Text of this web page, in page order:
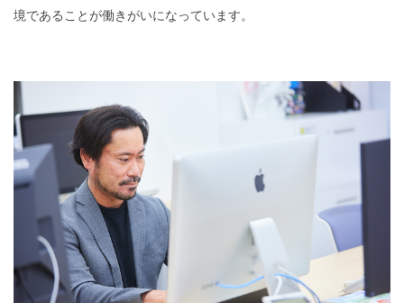
境であることが働きがいになっています。